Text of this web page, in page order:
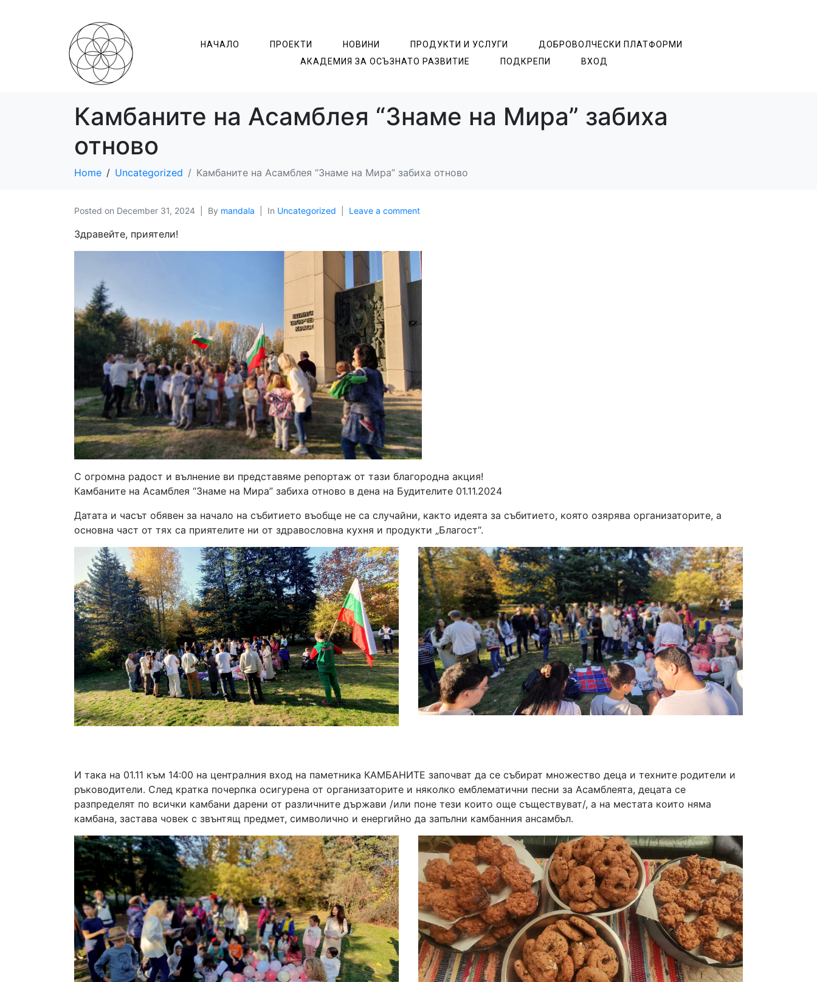
НАЧАЛО ПРОЕКТИ НОВИНИ ПРОДУКТИ И УСЛУГИ
ДОБРОВОЛЧЕСКИ ПЛАТФОРМИ
АКАДЕМИЯ ЗА ОСЪЗНАТO РАЗВИТИЕ
ПОДКРЕПИ ВХОД
Камбаните на Асамблея “Знаме на Мира” забиха
отново
Home Uncategorized Камбаните на Асамблея “Знаме на Мира” забиха отново
Posted on December 31, 2024 By mandala In Uncategorized Leave a comment
Здравейте, приятели!
С огромна радост и вълнение ви представяме репортаж от тази благородна акция!
Камбаните на Асамблея “Знаме на Мира” забиха отново в дена на Будителите 01.11.2024
Датата и часът обявен за начало на събитието въобще не са случайни, както идеята за събитието, която озярява организаторите, а
основна част от тях са приятелите ни от здравословна кухня и продукти „Благост“.
И така на 01.11 към 14:00 на централния вход на паметника КАМБАНИТЕ започват да се събират множество деца и техните родители и
ръководители. След кратка почерпка осигурена от организаторите и няколко емблематични песни за Асамблеята, децата се
разпределят по всички камбани дарени от различните държави /или поне тези които още съществуват/, а на местата които няма
камбана, застава човек с звънтящ предмет, символично и енергийно да запълни камбанния ансамбъл.